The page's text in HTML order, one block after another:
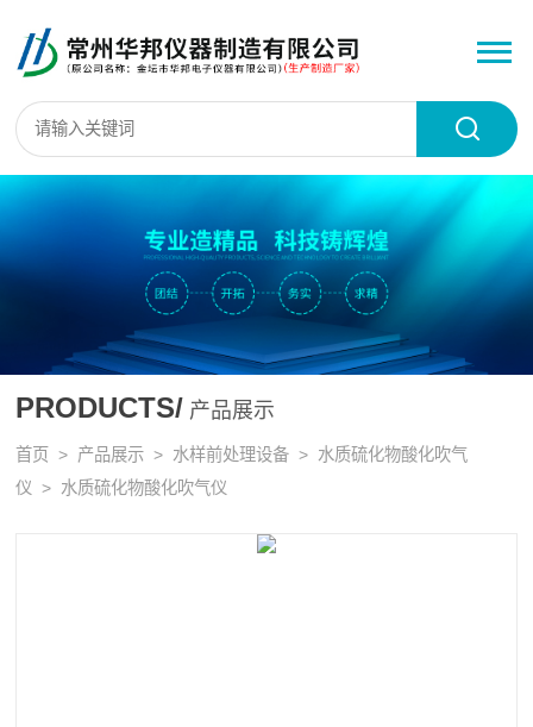
PRODUCTS/ 产品展示
首页 > 产品展示 > 水样前处理设备 > 水质硫化物酸化吹气
仪 > 水质硫化物酸化吹气仪